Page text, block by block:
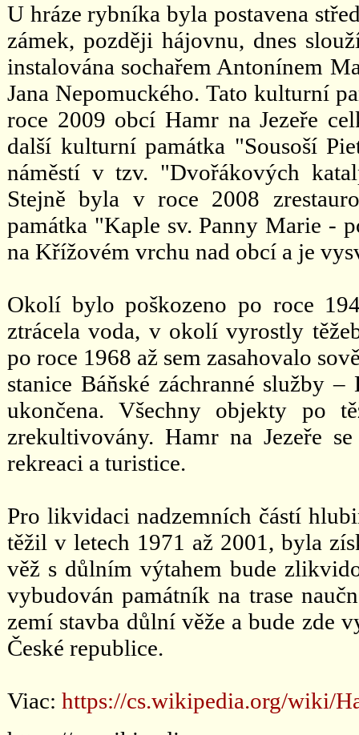
U hráze rybníka byla postavena
zámek, později hájovnu, dnes
instalována sochařem Antonínem
Jana Nepomuckého. Tato kulturní
roce 2009 obcí Hamr na Jezeře
další kulturní památka "Sousoší
náměstí v tzv. "Dvořákových
Stejně byla v roce 2008
památka "Kaple sv. Panny Marie -
na Křížovém vrchu nad obcí a je
Okolí bylo poškozeno po roce
ztrácela voda, v okolí vyrostly
po roce 1968 až sem zasahovalo
stanice Báňské záchranné služby
ukončena. Všechny objekty po
zrekultivovány. Hamr na Jezeře
rekreaci a turistice.
Pro likvidaci nadzemních částí
těžil v letech 1971 až 2001, byla
věž s důlním výtahem bude
vybudován památník na trase
zemí stavba důlní věže a bude zde
České republice.
Viac: https://cs.wikipedia.org/wiki/